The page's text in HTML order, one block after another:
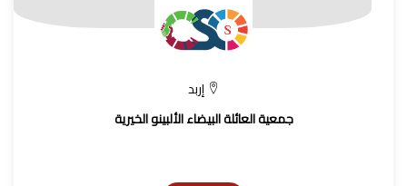
إربد
جمعية العائلة البيضاء الألبينو الخيرية